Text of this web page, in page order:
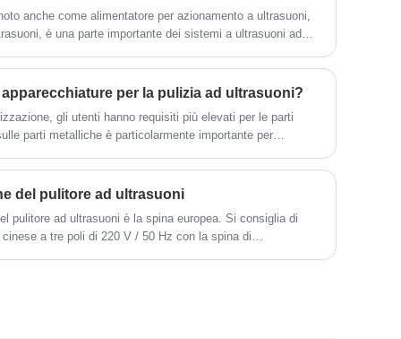
utilizzato in prodotti in metallo, ricambi
auto, pulizia elettronica, strumenti medici,
pulizia del vetro ottico, ecc.
anche come alimentatore per azionamento a ultrasuoni,
è una parte importante dei sistemi a ultrasuoni ad
per la pulizia ad ultrasuoni?
gli utenti hanno requisiti più elevati per le parti
parti metalliche è particolarmente importante per
del pulitore ad ultrasuoni
pulitore ad ultrasuoni è la spina europea. Si consiglia di
a tre poli di 220 V / 50 Hz con la spina di